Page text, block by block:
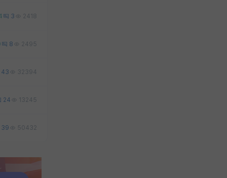
3 2418
8 2495
43 32394
24 13245
39 50432